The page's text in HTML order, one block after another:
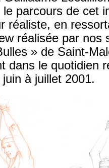
le parcours de cet
réaliste, en
réalisée par nos
» de Saint-
dans le quotidien
juin à juillet 2001.